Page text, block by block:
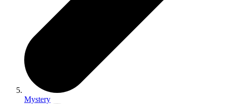
Mystery